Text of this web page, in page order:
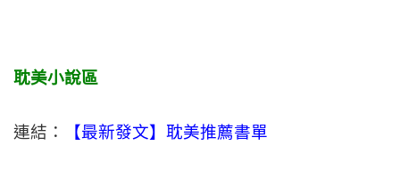
耽美小說區
連結： 【最新發文】耽美推薦書單